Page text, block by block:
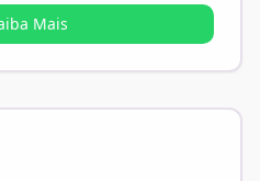
Mais